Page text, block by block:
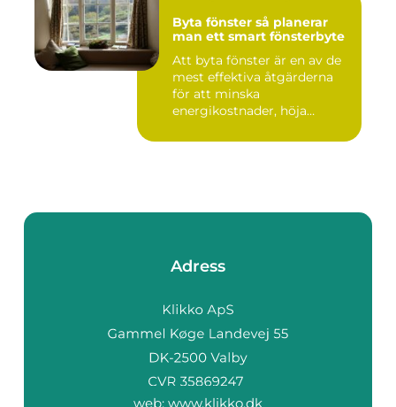
Byta fönster så planerar
man ett smart fönsterbyte
Att byta fönster är en av de
mest effektiva åtgärderna
för att minska
energikostnader, höja
Adress
web: www.klikko.dk